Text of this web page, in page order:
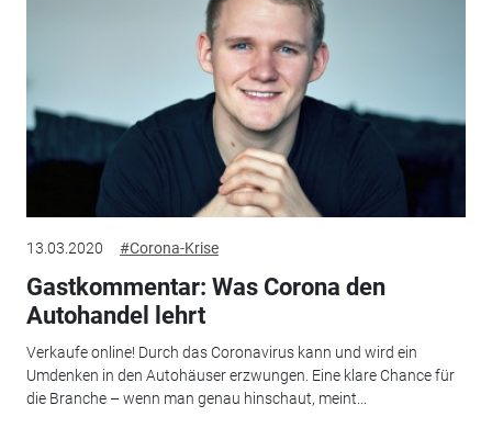
13.03.2020 #Corona-Krise
Gastkommentar: Was Corona den
Autohandel lehrt
Verkaufe online! Durch das Coronavirus kann und wird ein
Umdenken in den Autohäuser erzwungen. Eine klare Chance für
die Branche – wenn man genau hinschaut, meint...